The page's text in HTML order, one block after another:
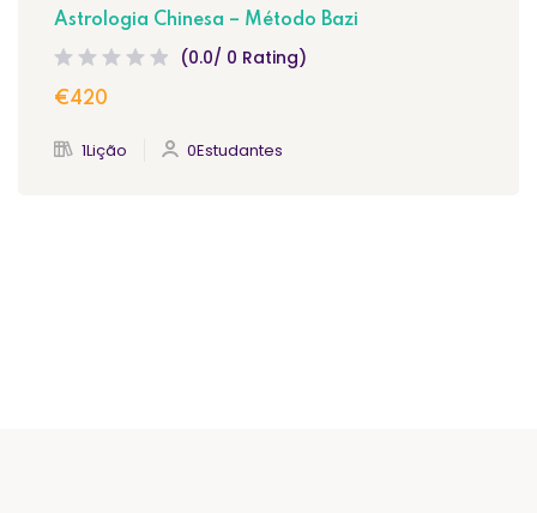
Astrologia Chinesa – Método Bazi
(0.0/ 0 Rating)
€420
1Lição 0Estudantes